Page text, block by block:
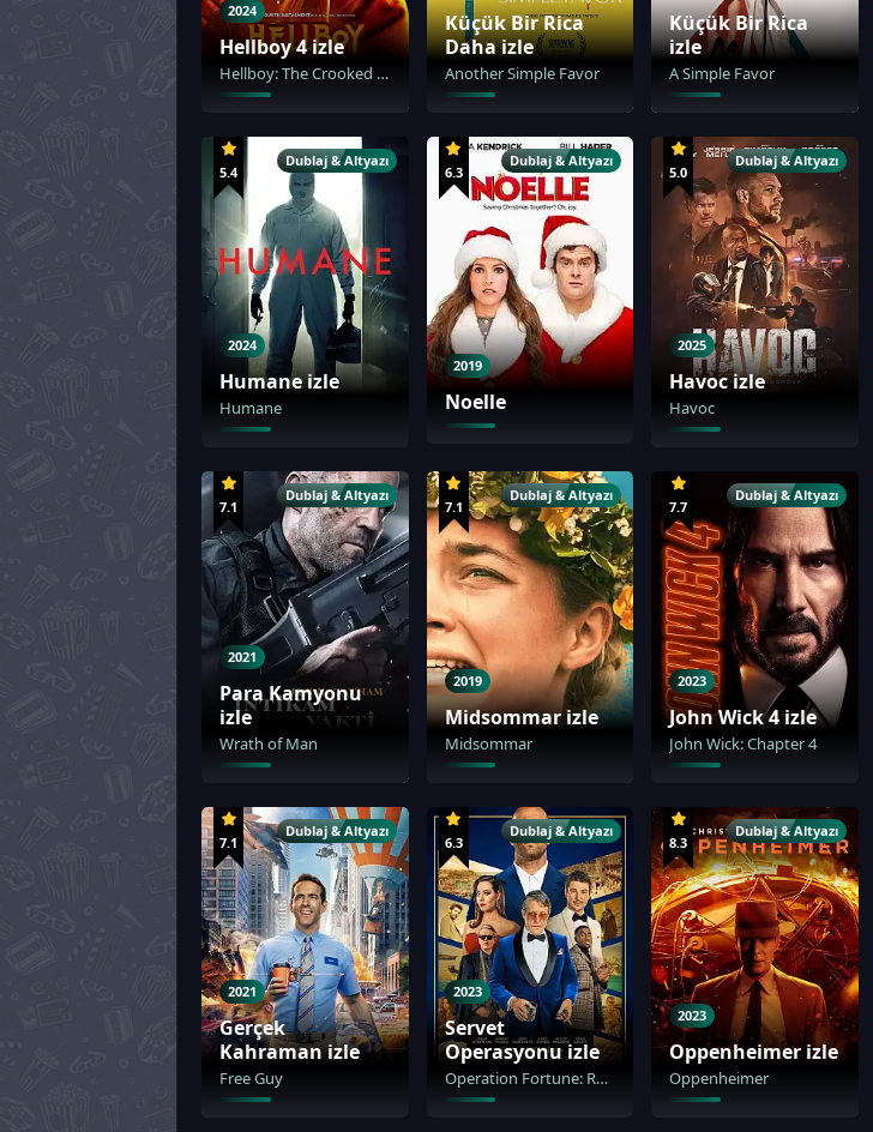
2024
Hellboy 4 izle
Hellboy: The Crooked Man
Küçük Bir Rica
Daha izle
Another Simple Favor
Küçük Bir Rica
izle
A Simple Favor
5.4
Dublaj & Altyazı
2024
Humane izle
Humane
6.3
Dublaj & Altyazı
2019
Noelle
5.0
Dublaj & Altyazı
2025
Havoc izle
Havoc
7.1
Dublaj & Altyazı
2021
Para Kamyonu
izle
Wrath of Man
7.1
Dublaj & Altyazı
2019
Midsommar izle
Midsommar
7.7
Dublaj & Altyazı
2023
John Wick 4 izle
John Wick: Chapter 4
7.1
Dublaj & Altyazı
2021
Gerçek
Kahraman izle
Free Guy
6.3
Dublaj & Altyazı
2023
Servet
Operasyonu izle
Operation Fortune: Ruse de Guerre
8.3
Dublaj & Altyazı
2023
Oppenheimer izle
Oppenheimer